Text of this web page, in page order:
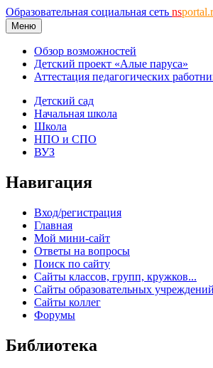
Образовательная социальная сеть ns
Меню
Обзор возможностей
Детский проект «Алые паруса»
Аттестация педагогических
Детский сад
Начальная школа
Школа
НПО и СПО
ВУЗ
Навигация
Вход/регистрация
Главная
Мой мини-сайт
Ответы на вопросы
Поиск по сайту
Сайты классов, групп, кружков...
Сайты образовательных учреждений
Сайты коллег
Форумы
Библиотека